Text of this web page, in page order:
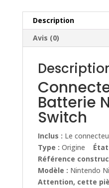
Description
Avis (0)
Batterie
Switch
Inclus : Le
Type : Origine
Référence
Modèle : Nintendo
Attention, cette